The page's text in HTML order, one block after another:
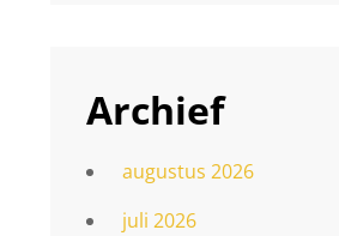
Archief
augustus 2026
juli 2026